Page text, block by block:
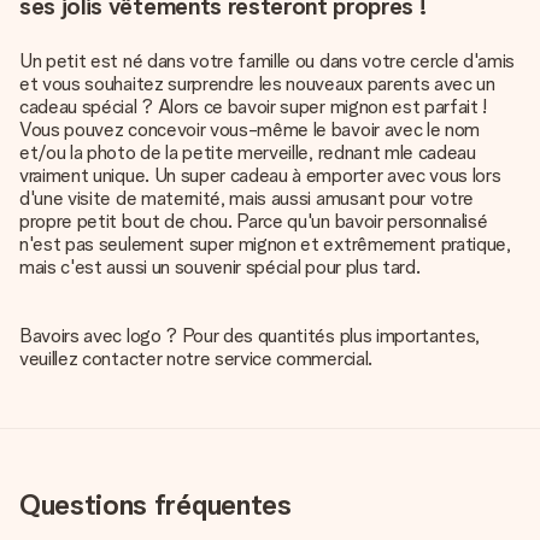
ses jolis vêtements resteront propres !
Un petit est né dans votre famille ou dans votre cercle d'amis
et vous souhaitez surprendre les nouveaux parents avec un
cadeau spécial ? Alors ce bavoir super mignon est parfait !
Vous pouvez concevoir vous-même le bavoir avec le nom
et/ou la photo de la petite merveille, rednant mle cadeau
vraiment unique. Un super cadeau à emporter avec vous lors
d'une visite de maternité, mais aussi amusant pour votre
propre petit bout de chou. Parce qu'un bavoir personnalisé
n'est pas seulement super mignon et extrêmement pratique,
mais c'est aussi un souvenir spécial pour plus tard.
Bavoirs avec logo ? Pour des quantités plus importantes,
veuillez contacter notre service commercial.
Questions fréquentes